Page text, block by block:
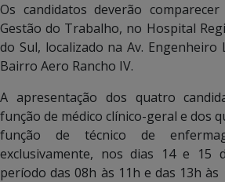
Os candidatos deverão
Gestão do Trabalho, no Hospital
do Sul, localizado na Av. Engenheiro
Bairro Aero Rancho IV.
A apresentação dos quatro
função de médico clínico-geral e dos
função de técnico de
exclusivamente, nos dias 14 e 15
período das 08h às 11h e das 13h